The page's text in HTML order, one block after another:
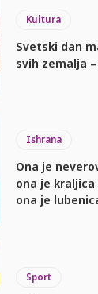
Kultura
Svetski dan
svih zemalja
Ishrana
Ona je
ona je
ona je
Sport